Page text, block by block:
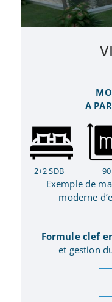
A
2+2 SDB 90
Exemple de
moderne
Formule clef
et gestion